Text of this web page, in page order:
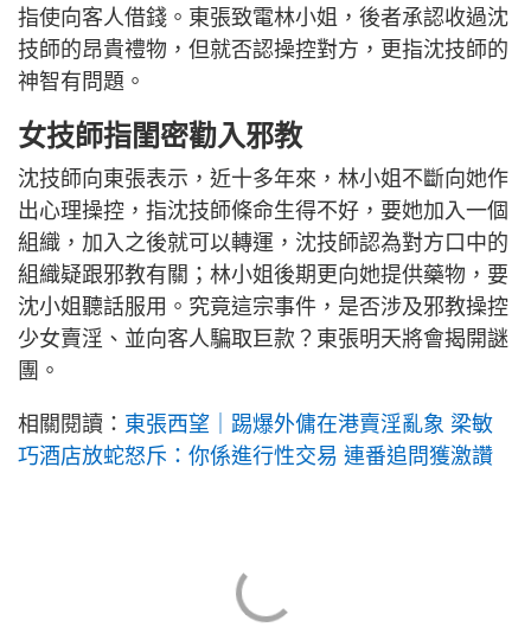
指使向客人借錢。東張致電林小姐，後者承認收過沈
技師的昂貴禮物，但就否認操控對方，更指沈技師的
神智有問題。
女技師指閨密勸入邪教
沈技師向東張表示，近十多年來，林小姐不斷向她作
出心理操控，指沈技師條命生得不好，要她加入一個
組織，加入之後就可以轉運，沈技師認為對方口中的
組織疑跟邪教有關；林小姐後期更向她提供藥物，要
沈小姐聽話服用。究竟這宗事件，是否涉及邪教操控
少女賣淫、並向客人騙取巨款？東張明天將會揭開謎
團。
相關閱讀： 東張西望｜踢爆外傭在港賣淫亂象 梁敏
巧酒店放蛇怒斥：你係進行性交易 連番追問獲激讚